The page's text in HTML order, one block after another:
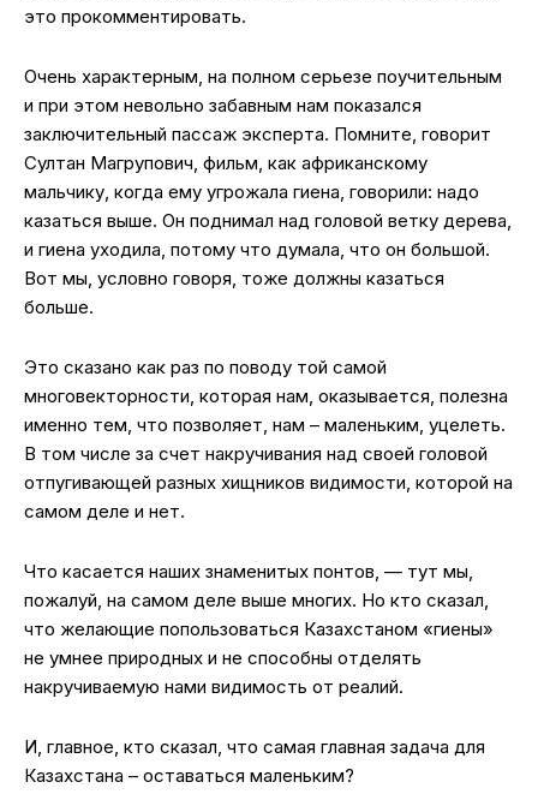
это прокомментировать.
Очень характерным, на полном серьезе поучительным
и при этом невольно забавным нам показался
заключительный пассаж эксперта. Помните, говорит
Султан Магрупович, фильм, как африканскому
мальчику, когда ему угрожала гиена, говорили: надо
казаться выше. Он поднимал над головой ветку дерева,
и гиена уходила, потому что думала, что он большой.
Вот мы, условно говоря, тоже должны казаться
больше.
Это сказано как раз по поводу той самой
многовекторности, которая нам, оказывается, полезна
именно тем, что позволяет, нам – маленьким, уцелеть.
В том числе за счет накручивания над своей головой
отпугивающей разных хищников видимости, которой на
самом деле и нет.
Что касается наших знаменитых понтов, — тут мы,
пожалуй, на самом деле выше многих. Но кто сказал,
что желающие попользоваться Казахстаном «гиены»
не умнее природных и не способны отделять
накручиваемую нами видимость от реалий.
И, главное, кто сказал, что самая главная задача для
Казахстана – оставаться маленьким?